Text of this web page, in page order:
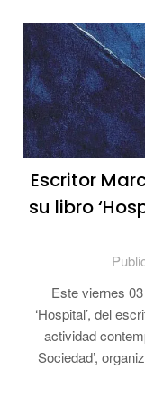
Escritor
su libro
Este viernes
‘Hospital’, del
actividad
Sociedad’,